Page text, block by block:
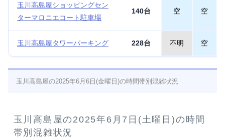
玉川高島屋ショッピングセン
ターマロニエコート駐車場
140台 空 空
玉川高島屋タワーパーキング 228台 不明 空
玉川高島屋の2025年6月6日(金曜日)の時間帯別混雑状況
玉川高島屋の2025年6月7日(土曜日)の時間
帯別混雑状況